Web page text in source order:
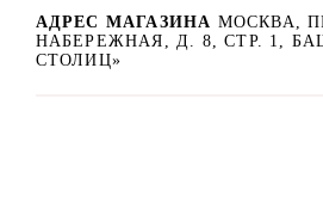
АДРЕС МАГАЗИНА МОСКВА,
НАБЕРЕЖНАЯ, Д. 8, СТР. 1,
СТОЛИЦ»